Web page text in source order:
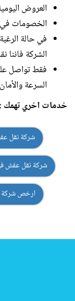
العروض
الخصومات في
في حالة
الشركة فاننا
فقط تواصل
السرعة
خدمات اخري تهمك :
شركة نقل
شركة نقل عفش
ارخص شركة